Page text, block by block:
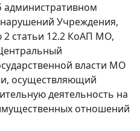
административном
Учреждения,
2 статьи 12.2 КоАП МО,
власти МО
осуществляющий
деятельность на
отношений